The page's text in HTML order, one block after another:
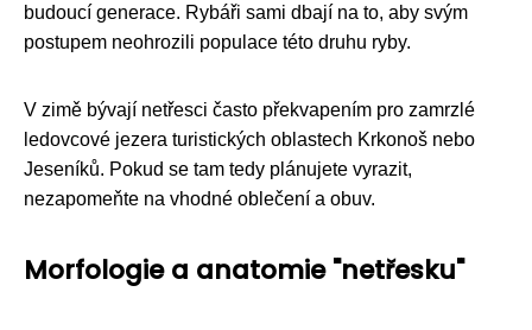
budoucí generace. Rybáři sami dbají na to, aby svým
postupem neohrozili populace této druhu ryby.
V zimě bývají netřesci často překvapením pro zamrzlé
ledovcové jezera turistických oblastech Krkonoš nebo
Jeseníků. Pokud se tam tedy plánujete vyrazit,
nezapomeňte na vhodné oblečení a obuv.
Morfologie a anatomie "netřesku"